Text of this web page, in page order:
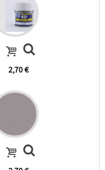
2,70 €